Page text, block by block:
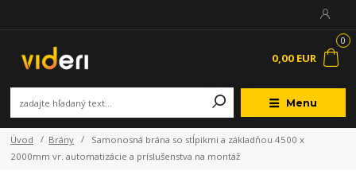
Menu
0
0,00 EUR
Úvod Brány
Samonosná brána so stĺpikmi a základňou 4500 x
2000mm vr. automatizácie a príslušenstva na montáž